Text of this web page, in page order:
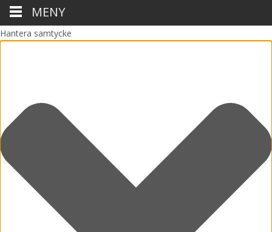
Hantera samtycke
MENY